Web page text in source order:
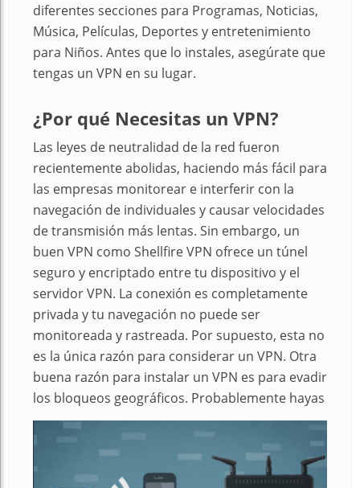
diferentes secciones para Programas, Noticias,
Música, Películas, Deportes y entretenimiento
para Niños. Antes que lo instales, asegúrate que
tengas un VPN en su lugar.
¿Por qué Necesitas un VPN?
Las leyes de neutralidad de la red fueron
recientemente abolidas, haciendo más fácil para
las empresas monitorear e interferir con la
navegación de individuales y causar velocidades
de transmisión más lentas. Sin embargo, un
buen VPN como Shellfire VPN ofrece un túnel
seguro y encriptado entre tu dispositivo y el
servidor VPN. La conexión es completamente
privada y tu navegación no puede ser
monitoreada y rastreada. Por supuesto, esta no
es la única razón para considerar un VPN. Otra
buena razón para instalar un VPN es para evadir
los bloqueos geográficos. Probablemente hayas